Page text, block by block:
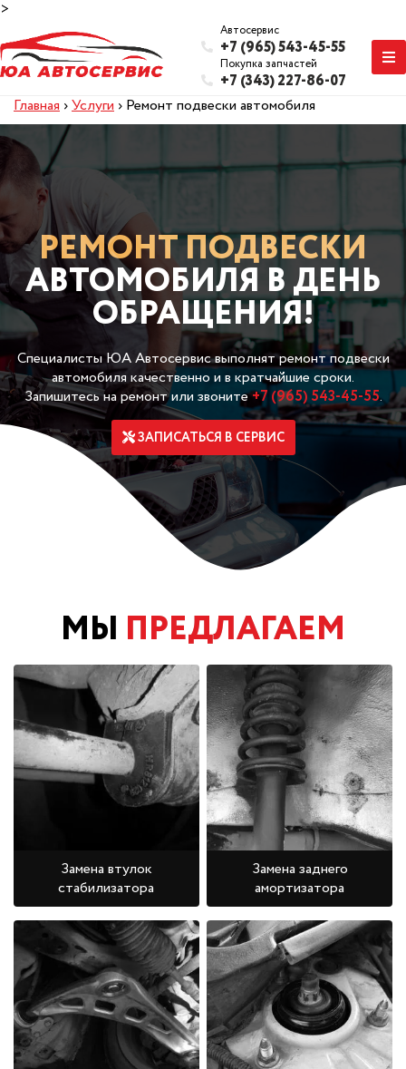
>
Автосервис
+7 (965) 543-45-55
Покупка запчастей
+7 (343) 227-86-07
Главная ›Услуги › Ремонт подвески автомобиля
РЕМОНТ ПОДВЕСКИ
АВТОМОБИЛЯ В ДЕНЬ
ОБРАЩЕНИЯ!
Специалисты ЮА Автосервис выполнят ремонт подвески
автомобиля качественно и в кратчайшие сроки.
Запишитесь на ремонт или звоните+7 (965) 543-45-55.
ЗАПИСАТЬСЯ В СЕРВИС
МЫ ПРЕДЛАГАЕМ
Замена втулок
стабилизатора
Замена заднего
амортизатора